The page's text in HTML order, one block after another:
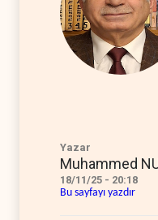
Yazar
Muhammed
18/11/25 - 20:18
Bu sayfayı yazdır